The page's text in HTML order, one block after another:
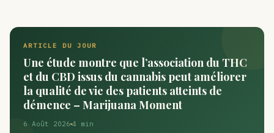
ARTICLE DU JOUR
Une étude montre que l’association du THC
et du CBD issus du cannabis peut améliorer
la qualité de vie des patients atteints de
démence – Marijuana Moment
6 Août 2026 4 min